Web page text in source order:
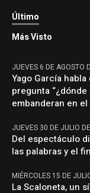
Último
Más Visto
JUEVES 6 DE AGOSTO
Yago García
pregunta
embanderan en
JUEVES 30 DE JULIO
Del espectáculo
las palabras y el
MIÉRCOLES 15 DE
La Scaloneta, un